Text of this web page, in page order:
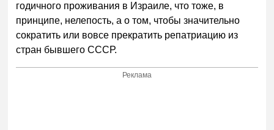
годичного проживания в Израиле, что тоже, в
принципе, нелепость, а о том, чтобы значительно
сократить или вовсе прекратить репатриацию из
стран бывшего СССР.
Реклама